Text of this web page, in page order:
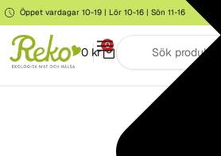
Öppet vardagar 10-19 | Lör 10-16 | Sön 11-16
0 kr
0